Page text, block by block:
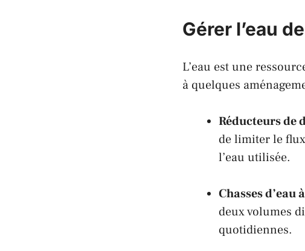
Gérer l’eau
L’eau est une
à quelques
Réducteurs de
de limiter le
l’eau utilisée.
Chasses d’eau
deux volumes
quotidiennes.